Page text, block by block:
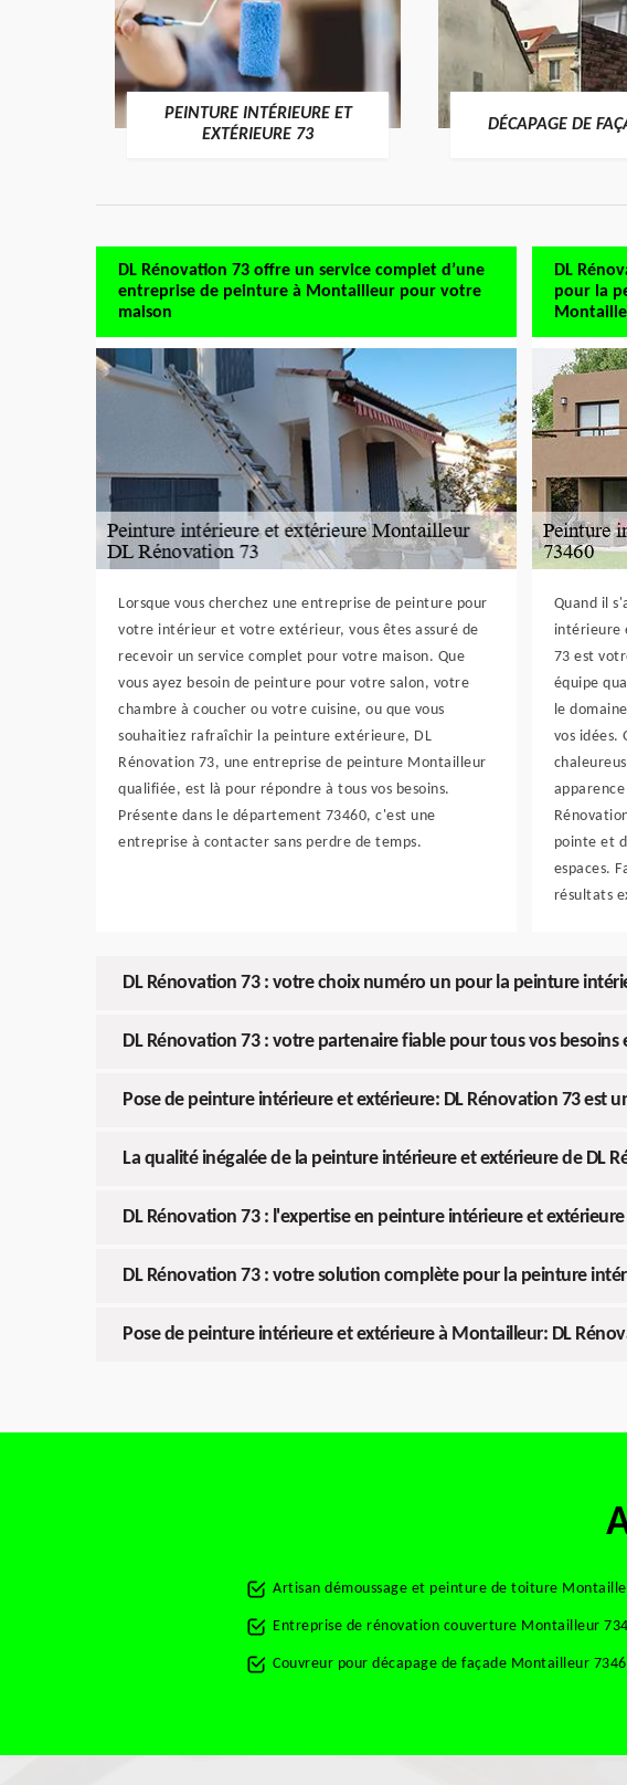
PEINTURE INTÉRIEURE ET
EXTÉRIEURE 73
DÉCAPAGE DE
DL Rénovation 73 offre un service complet d’une
entreprise de peinture à Montailleur pour votre
maison
Lorsque vous cherchez une entreprise de peinture pour
votre intérieur et votre extérieur, vous êtes assuré de
recevoir un service complet pour votre maison. Que
vous ayez besoin de peinture pour votre salon, votre
chambre à coucher ou votre cuisine, ou que vous
souhaitiez rafraîchir la peinture extérieure, DL
Rénovation 73, une entreprise de peinture Montailleur
qualifiée, est là pour répondre à tous vos besoins.
Présente dans le département 73460, c'est une
entreprise à contacter sans perdre de temps.
DL
pour la
Quand il
intérieure
73 est
équipe
le
vos idées.
pointe et
espaces.
résultats
DL Rénovation 73 : votre choix numéro un pour la peinture
DL Rénovation 73 : votre partenaire fiable pour tous vos
Pose de peinture intérieure et extérieure: DL Rénovation 73 est
La qualité inégalée de la peinture intérieure et extérieure de DL
DL Rénovation 73 : l'expertise en peinture intérieure et
DL Rénovation 73 : votre solution complète pour la peinture
Pose de peinture intérieure et extérieure à Montailleur: DL
Artisan démoussage et peinture de toiture
Entreprise de rénovation couverture Montailleur
Couvreur pour décapage de façade Montailleur